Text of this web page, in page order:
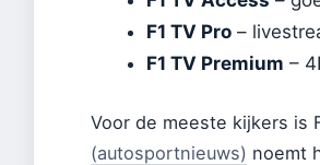
F1 TV Pro –
F1 TV Premium –
Voor de meeste kijkers is
(autosportnieuws) noemt